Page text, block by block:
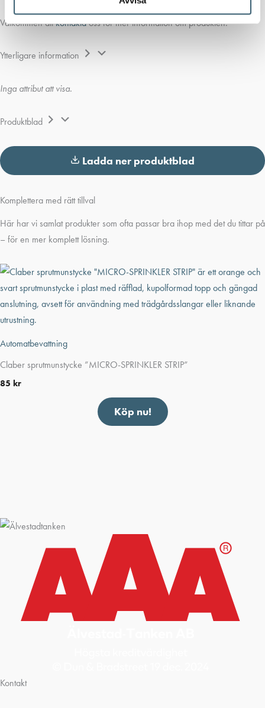
Välkommen attkontaktaoss för mer information om produkten.
Ytterligare information
Inga attribut att visa.
Produktblad
Ladda ner produktblad
Komplettera med rätt tillval
Här har vi samlat produkter som ofta passar bra ihop med det du tittar på
– för en mer komplett lösning.
Automatbevattning
Claber sprutmunstycke ”MICRO-SPRINKLER STRIP”
85 kr
Köp nu!
Kontakt